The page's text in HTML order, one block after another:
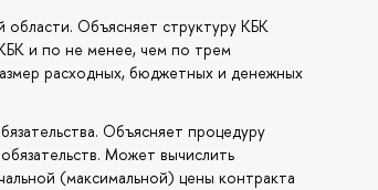
Объясняет структуру КБК
и по не менее, чем по трем
расходных, бюджетных и денежных
Объясняет процедуру
Может вычислить
(максимальной) цены контракта